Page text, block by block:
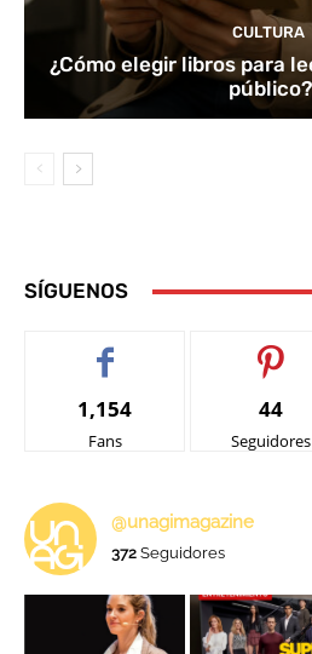
CULTURA
¿Cómo elegir libros para
público?
SÍGUENOS
1,154
Fans
44
Seguidores
@unagimagazine
372 Seguidores